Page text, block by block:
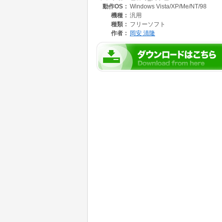
「配列数式」に対応
配列数式にも拡張できますので複数のセルを
のセル数や、該当の色のセルに入力されてい
該当色のセル数を返す場合(セルA2:A6の範囲
と入力し、{Ctrl}+{Shift}+{Enter}で「配列数式
確定後数式は、{}でくくられます。
自分で{}を入力してはいけません。
動作OS： Windows Vista/XP/Me/NT/98
機種： 汎用
種類： フリーソフト
作者： 岡安 清隆